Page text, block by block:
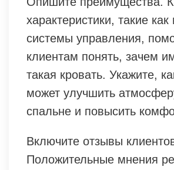
характеристики, такие
системы управления,
клиентам понять, зачем
такая кровать. Укажите,
может улучшить
спальне и повысить
Включите отзывы
Положительные мнения